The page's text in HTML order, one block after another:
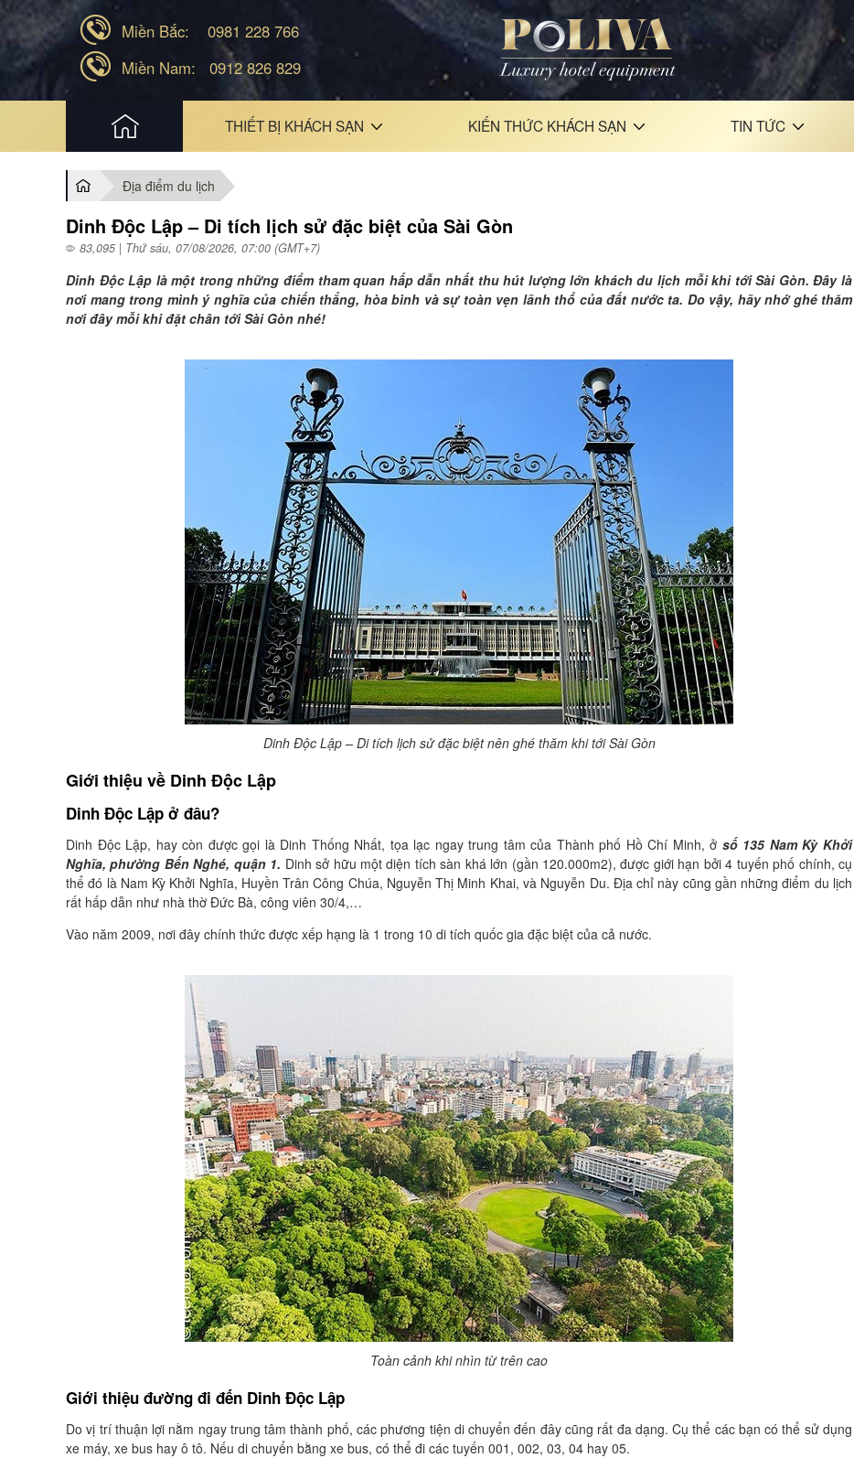
Miền Bắc:
0981 228 766
Miền Nam:
0912 826 829
THIẾT BỊ KHÁCH SẠN KIẾN THỨC KHÁCH SẠN TIN TỨC
Địa điểm du lịch
Dinh Độc Lập – Di tích lịch sử đặc biệt của Sài Gòn
83,095 | Thứ sáu, 07/08/2026, 07:00 (GMT+7)
Dinh Độc Lập là một trong những điểm tham quan hấp dẫn nhất thu hút lượng lớn khách du lịch mỗi khi tới Sài Gòn. Đây là
nơi mang trong mình ý nghĩa của chiến thắng, hòa bình và sự toàn vẹn lãnh thổ của đất nước ta. Do vậy, hãy nhớ ghé thăm
nơi đây mỗi khi đặt chân tới Sài Gòn nhé!
Dinh Độc Lập – Di tích lịch sử đặc biệt nên ghé thăm khi tới Sài Gòn
Giới thiệu về Dinh Độc Lập
Dinh Độc Lập ở đâu?
Dinh Độc Lập, hay còn được gọi là Dinh Thống Nhất, tọa lạc ngay trung tâm của Thành phố Hồ Chí Minh, ở số 135 Nam Kỳ Khởi
Nghĩa, phường Bến Nghé, quận 1. Dinh sở hữu một diện tích sàn khá lớn (gần 120.000m2), được giới hạn bởi 4 tuyến phố chính, cụ
thể đó là Nam Kỳ Khởi Nghĩa, Huyền Trân Công Chúa, Nguyễn Thị Minh Khai, và Nguyễn Du. Địa chỉ này cũng gần những điểm du lịch
rất hấp dẫn như nhà thờ Đức Bà, công viên 30/4,…
Vào năm 2009, nơi đây chính thức được xếp hạng là 1 trong 10 di tích quốc gia đặc biệt của cả nước.
Toàn cảnh khi nhìn từ trên cao
Giới thiệu đường đi đến Dinh Độc Lập
Do vị trí thuận lợi nằm ngay trung tâm thành phố, các phương tiện di chuyển đến đây cũng rất đa dạng. Cụ thể các bạn có thể sử dụng
xe máy, xe bus hay ô tô. Nếu di chuyển bằng xe bus, có thể đi các tuyến 001, 002, 03, 04 hay 05.